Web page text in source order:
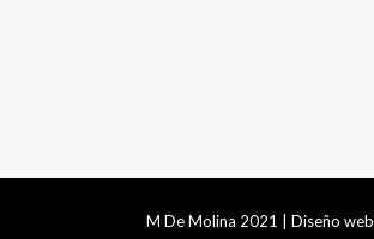
M De Molina 2021 | Diseño web